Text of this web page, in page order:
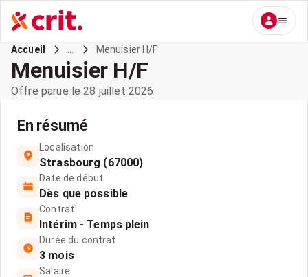
Accueil Menuisier H/F
Menuisier H/F
Offre parue le 28 juillet 2026
En résumé
Localisation
Strasbourg (67000)
Date de début
Dès que possible
Contrat
Intérim - Temps plein
Durée du contrat
3 mois
Salaire